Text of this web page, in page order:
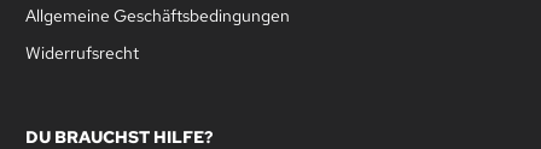
Allgemeine Geschäftsbedingungen
Widerrufsrecht
DU BRAUCHST HILFE?